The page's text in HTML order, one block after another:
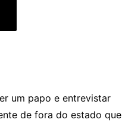
um papo e entrevistar
de fora do estado que